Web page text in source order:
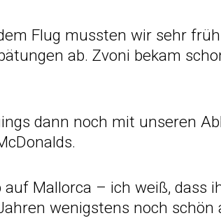
Flug mussten wir sehr
ab. Zvoni bekam
dann noch mit unseren
Mallorca – ich weiß, dass
wenigstens noch